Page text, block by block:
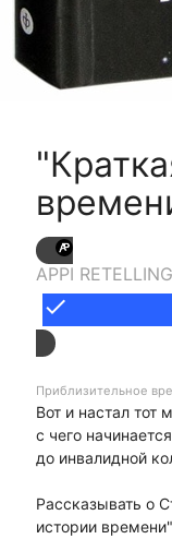
APPI RETELLING
done
Приблизительное
Вот и настал тот
с чего
до инвалидной
Рассказывать о
истории